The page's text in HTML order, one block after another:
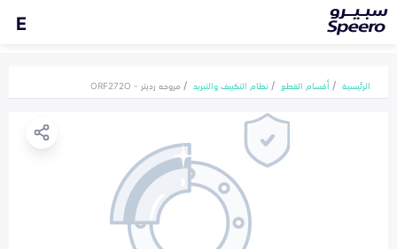
E
الرئيسية أقسام القطع نظام التكييف والتبريد مروحه رديتر - ORF272O